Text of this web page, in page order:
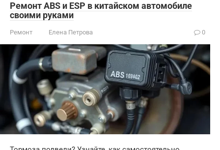
Ремонт ABS и ESP в китайском автомобиле
своими руками
Ремонт Елена Петрова 0